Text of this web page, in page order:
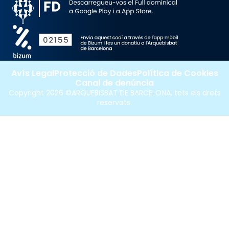
Copyright 2026 ©ARQUEBISBAT DE BARCELONA, tots els drets
reservats.
Avís LegalProtecció de DadesPolítica de Cookies
Canal de denúncia